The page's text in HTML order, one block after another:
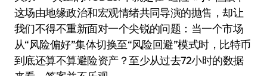
这场由地缘政治和宏观情绪共同导演的抛售，却让
我们不得不重新面对一个尖锐的问题：当一个市场
从“风险偏好”集体切换至“风险回避”模式时，比特币
到底还算不算避险资产？至少从过去72小时的数据